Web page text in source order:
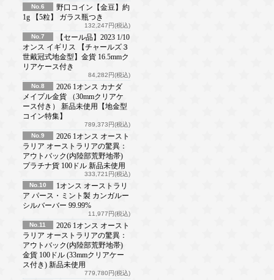
No.6
野口コイン【金豆】約
1g 【5粒】 ガラス瓶つき
132,247円(税込)
No.7
【セール品】2023 1/10
オンス イギリス 【チャールズ３
世戴冠式地金型】金貨 16.5mmク
リアケース付き
84,282円(税込)
No.8
2026 1オンス カナダ
メイプル金貨 （30mmクリアケ
ース付き） 新品未使用【地金型
コイン特集】
789,373円(税込)
No.9
2026 1オンス オースト
ラリア オーストラリアの驚異：
アウトバック(内陸部荒野地帯)
プラチナ貨 100ドル 新品未使用
333,721円(税込)
No.10
1オンス オーストラリ
ア パース・ミント製 カンガルー
シルバーバー 99.99%
11,977円(税込)
No.11
2026 1オンス オースト
ラリア オーストラリアの驚異：
アウトバック(内陸部荒野地帯)
金貨 100ドル (33mmクリアケー
ス付き) 新品未使用
779,780円(税込)